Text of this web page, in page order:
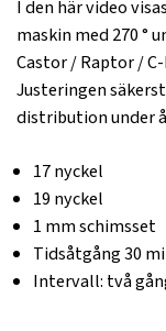
I den här video
maskin med 270 °
Castor / Raptor /
Justeringen
distribution under
17 nyckel
19 nyckel
1 mm schimsset
Tidsåtgång 30
Intervall: två